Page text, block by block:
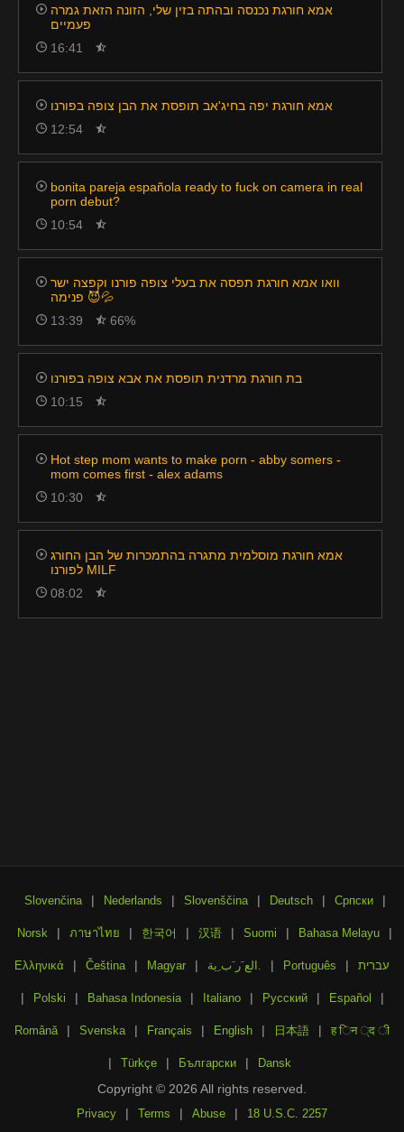
אמא חורגת נכנסה ובהתה בזין שלי, הזונה הזאת גמרה
פעמיים
16:41
אמא חורגת יפה בחיג'אב תופסת את הבן צופה בפורנו
12:54
bonita pareja española ready to fuck on camera in real
porn debut?
10:54
וואו אמא חורגת תפסה את בעלי צופה פורנו וקפצה ישר
פנימה 😈💦
13:39
66%
בת חורגת מרדנית תופסת את אבא צופה בפורנו
10:15
Hot step mom wants to make porn - abby somers -
mom comes first - alex adams
10:30
אמא חורגת מוסלמית מתגרה בהתמכרות של הבן החורג
לפורנו MILF
08:02
Slovenčina | Nederlands | Slovenščina | Deutsch | Српски |
Norsk | ภาษาไทย | 한국어 | 汉语 | Suomi | Bahasa Melayu |
Ελληνικά | Čeština | Magyar | الع َر َب ِية. | Português | עברית
| Polski | Bahasa Indonesia | Italiano | Русский | Español |
Română | Svenska | Français | English | 日本語 | ह िन ्द ी
| Türkçe | Български | Dansk
Copyright © 2026 All rights reserved.
Privacy | Terms | Abuse | 18 U.S.C. 2257